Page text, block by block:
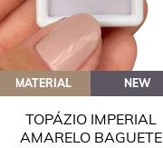
MATERIAL NEW
TOPÁZIO IMPERIAL
AMARELO BAGUETE